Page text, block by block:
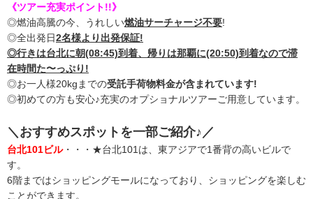
《ツアー充実ポイント!!》
◎燃油高騰の今、うれしい燃油サーチャージ不要!
◎全出発日2名様より出発保証!
◎行きは台北に朝(08:45)到着、帰りは那覇に(20:50)到着なので滞
在時間た〜っぷり!
◎お一人様20kgまでの受託手荷物料金が含まれています!
◎初めての方も安心♪充実のオプショナルツアーご用意しています。
＼おすすめスポットを一部ご紹介♪／
台北101ビル・・・★台北101は、東アジアで1番背の高いビルで
す。
6階まではショッピングモールになっており、ショッピングを楽しむ
ことができます。